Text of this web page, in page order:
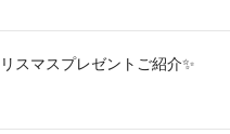
スマスプレゼントご紹介✨